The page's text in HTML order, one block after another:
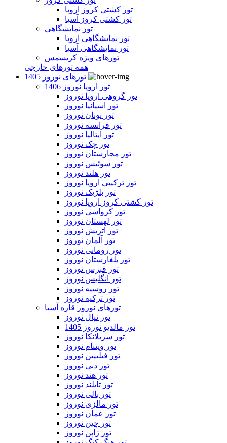
تور کشتی کروز اروپا
تور کشتی کروز آسیا
تور نمایشگاهی
تور نمایشگاهی اروپا
تور نمایشگاهی آسیا
تورهای ویژه کریسمس
همه تورهای خارجی
تورهای نوروز 1405
تور اروپا نوروز 1406
تور گروهی اروپا نوروز
تور اسپانیا نوروز
تور یونان نوروز
تور فرانسه نوروز
تور ایتالیا نوروز
تور چک نوروز
تور مجارستان نوروز
تور سوئیس نوروز
تور هلند نوروز
تور ترکیبی اروپا نوروز
تور بلژیک نوروز
تور کشتی کروز اروپا نوروز
تور کرواسی نوروز
تور لهستان نوروز
تور اتریش نوروز
تور آلمان نوروز
تور رومانی نوروز
تور بلغارستان نوروز
تور قبرس نوروز
تور انگلیس نوروز
تور روسیه نوروز
تور ترکیه نوروز
تورهای نوروز قاره آسیا
تور نپال نوروز
تور مالدیو نوروز 1405
تور سریلانکا نوروز
تور ویتنام نوروز
تور فیلیپین نوروز
تور دبی نوروز
تور هند نوروز
تور تایلند نوروز
تور بالی نوروز
تور مالزی نوروز
تور عمان نوروز
تور چین نوروز
تور ژاپن نوروز